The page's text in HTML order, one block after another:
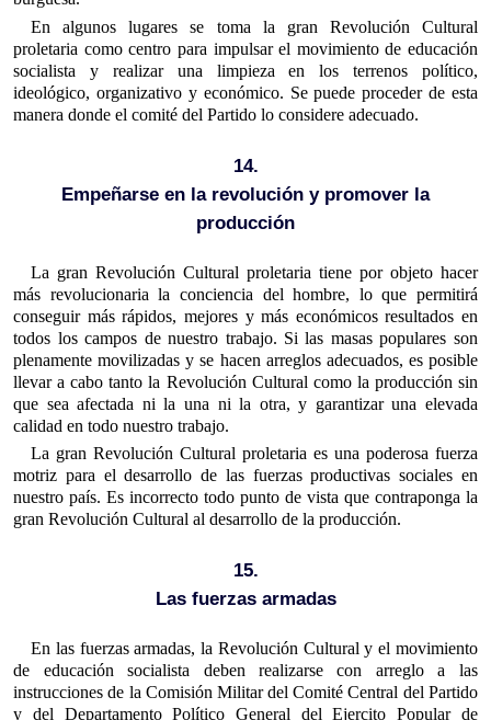
En algunos lugares se toma la gran Revolución Cultural
proletaria como centro para impulsar el movimiento de educación
socialista y realizar una limpieza en los terrenos político,
ideológico, organizativo y económico. Se puede proceder de esta
manera donde el comité del Partido lo considere adecuado.
14.
Empeñarse en la revolución y promover la
producción
La gran Revolución Cultural proletaria tiene por objeto hacer
más revolucionaria la conciencia del hombre, lo que permitirá
conseguir más rápidos, mejores y más económicos resultados en
todos los campos de nuestro trabajo. Si las masas populares son
plenamente movilizadas y se hacen arreglos adecuados, es posible
llevar a cabo tanto la Revolución Cultural como la producción sin
que sea afectada ni la una ni la otra, y garantizar una elevada
calidad en todo nuestro trabajo.
La gran Revolución Cultural proletaria es una poderosa fuerza
motriz para el desarrollo de las fuerzas productivas sociales en
nuestro país. Es incorrecto todo punto de vista que contraponga la
gran Revolución Cultural al desarrollo de la producción.
15.
Las fuerzas armadas
En las fuerzas armadas, la Revolución Cultural y el movimiento
de educación socialista deben realizarse con arreglo a las
instrucciones de la Comisión Militar del Comité Central del Partido
y del Departamento Político General del Ejercito Popular de